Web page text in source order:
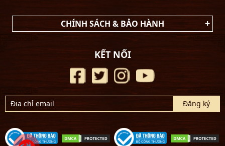
CHÍNH SÁCH & BẢO HÀNH
KẾT NỐI